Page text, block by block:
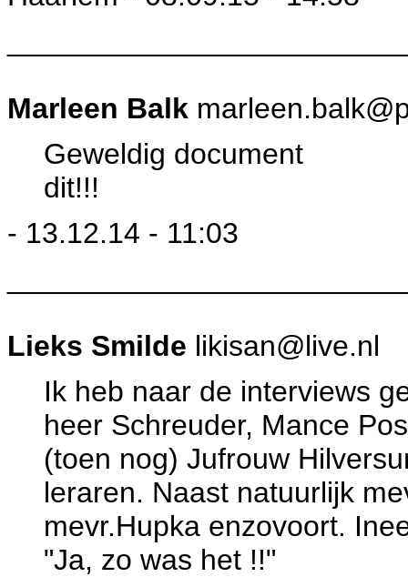
Marleen Balk
Geweldig document
dit!!!
- 13.12.14 - 11:03
Lieks Smilde likisan@live.nl
Ik heb naar de interviews
heer Schreuder, Mance
(toen nog) Jufrouw
leraren. Naast natuurlijk
mevr.Hupka enzovoort.
"Ja, zo was het !!"